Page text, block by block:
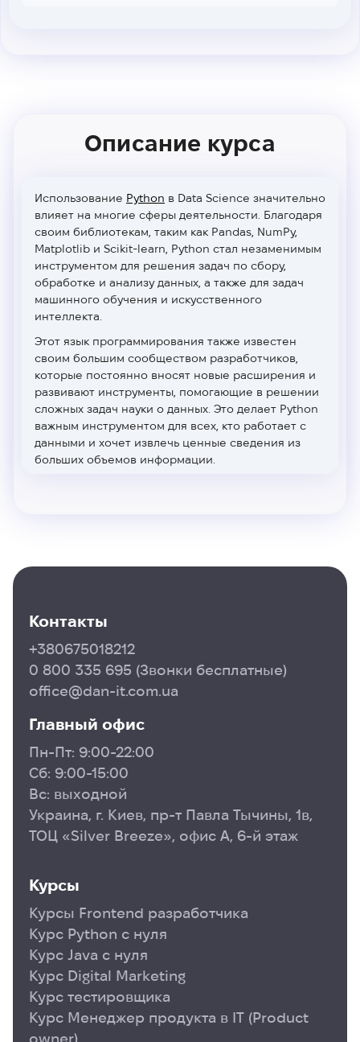
Описание курса
Использование Python в Data Science значительно
влияет на многие сферы деятельности. Благодаря
своим библиотекам, таким как Pandas, NumPy,
Matplotlib и Scikit-learn, Python стал незаменимым
инструментом для решения задач по сбору,
обработке и анализу данных, а также для задач
машинного обучения и искусственного
интеллекта.
Этот язык программирования также известен
своим большим сообществом разработчиков,
которые постоянно вносят новые расширения и
развивают инструменты, помогающие в решении
сложных задач науки о данных. Это делает Python
важным инструментом для всех, кто работает с
данными и хочет извлечь ценные сведения из
больших объемов информации.
новичков, предоставляя им возможность
Знание Python для Data Science становится все
более ценным, поскольку компании и
принятия важных решений. Компетентность в
Python позволяет анализировать,
конкурентное преимущество на рынке труда.
Поэтому, если вы не имеете предыдущего опыта
программирования и интересуетесь наукой о
данных и хотите получить практические навыки в
использовании Python, чтобы выполнять задачи
по анализу и визуализации данных, тогда этот
курс является незаменимым инструментом в
успешной карьере в сфере науки о данных уже
сегодня!
Цели курса:
Построить прочную основу фундаментальных
концепций программирования на Python.
Изучить основные приемы манипулирования и
анализа данных с использованием библиотек
Python.
Контакты
+380675018212
0 800 335 695 (Звонки бесплатные)
office@dan-it.com.ua
Главный офис
Пн-Пт: 9:00-22:00
Сб: 9:00-15:00
Вс: выходной
Украина, г. Киев, пр-т Павла Тычины, 1в,
ТОЦ «Silver Breeze», офис А, 6-й этаж
Курсы
Курсы Frontend разработчика
Курс Python с нуля
Курс Java с нуля
Курс Digital Marketing
Курс тестировщика
Курс Менеджер продукта в ІТ (Product
owner)